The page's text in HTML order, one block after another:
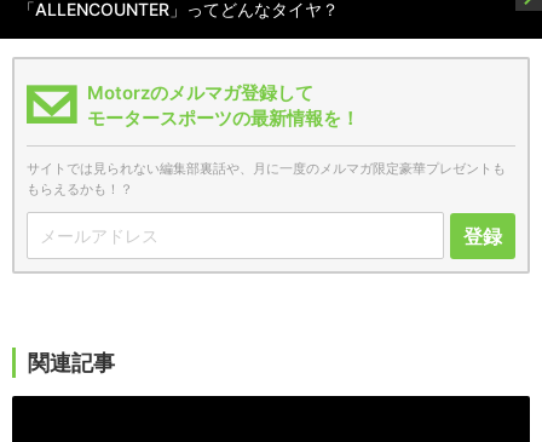
「ALLENCOUNTER」ってどんなタイヤ？
Motorzのメルマガ登録して
モータースポーツの最新情報を！
サイトでは見られない編集部裏話や、月に一度のメルマガ限定豪華プレゼントも
もらえるかも！？
登録
関連記事